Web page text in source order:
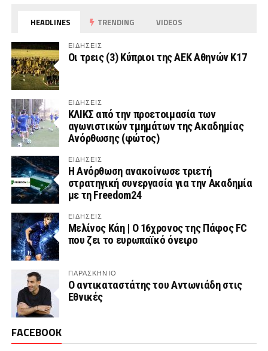
HEADLINES TRENDING VIDEOS
ΕΙΔΗΣΕΙΣ
Οι τρεις (3) Κύπριοι της ΑΕΚ Αθηνών Κ17
ΕΙΔΗΣΕΙΣ
ΚΛΙΚΣ από την προετοιμασία των
αγωνιστικών τμημάτων της Ακαδημίας
Ανόρθωσης (φώτος)
ΕΙΔΗΣΕΙΣ
Η Ανόρθωση ανακοίνωσε τριετή
στρατηγική συνεργασία για την Ακαδημία
με τη Freedom24
ΕΙΔΗΣΕΙΣ
Μελίνος Κάη | Ο 16χρονος της Πάφος FC
που ζει το ευρωπαϊκό όνειρο
ΠΑΡΑΣΚΉΝΙΟ
Ο αντικαταστάτης του Αντωνιάδη στις
Εθνικές
FACEBOOK